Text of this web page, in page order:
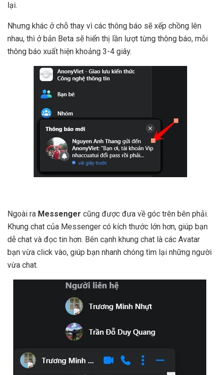
lại.
Nhưng khác ở chỗ thay vì các thông báo sẽ xếp chồng lên
nhau, thì ở bản Beta sẽ hiển thị lần lượt từng thông báo, mỗi
thông báo xuất hiện khoảng 3-4 giây.
Ngoài ra Messenger cũng được đưa về góc trên bên phải.
Khung chat của Messenger có kích thước lớn hơn, giúp bạn
dễ chat và đọc tin hơn. Bên cạnh khung chat là các Avatar
bạn vừa click vào, giúp bạn nhanh chóng tìm lại những người
vừa chat.